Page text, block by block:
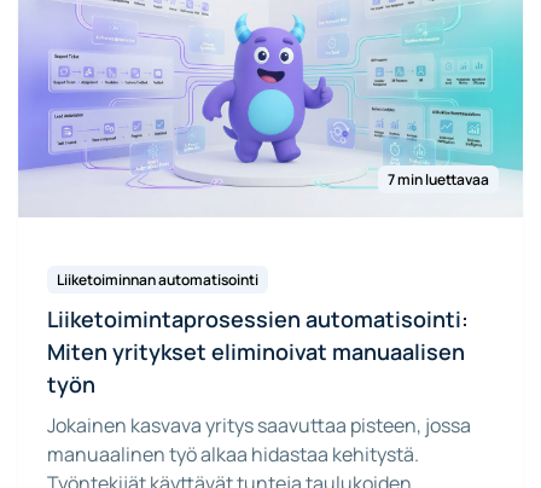
7 min luettavaa
Liiketoiminnan automatisointi
Liiketoimintaprosessien automatisointi:
Miten yritykset eliminoivat manuaalisen
työn
Jokainen kasvava yritys saavuttaa pisteen, jossa
manuaalinen työ alkaa hidastaa kehitystä.